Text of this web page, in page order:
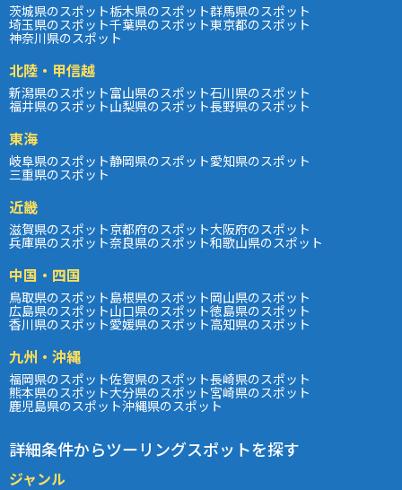
茨城県のスポット栃木県のスポット群馬県のスポット
埼玉県のスポット千葉県のスポット東京都のスポット
神奈川県のスポット
北陸・甲信越
新潟県のスポット富山県のスポット石川県のスポット
福井県のスポット山梨県のスポット長野県のスポット
東海
岐阜県のスポット静岡県のスポット愛知県のスポット
三重県のスポット
近畿
滋賀県のスポット京都府のスポット大阪府のスポット
兵庫県のスポット奈良県のスポット和歌山県のスポット
中国・四国
鳥取県のスポット島根県のスポット岡山県のスポット
広島県のスポット山口県のスポット徳島県のスポット
香川県のスポット愛媛県のスポット高知県のスポット
九州・沖縄
福岡県のスポット佐賀県のスポット長崎県のスポット
熊本県のスポット大分県のスポット宮崎県のスポット
鹿児島県のスポット沖縄県のスポット
詳細条件からツーリングスポットを探す
ジャンル